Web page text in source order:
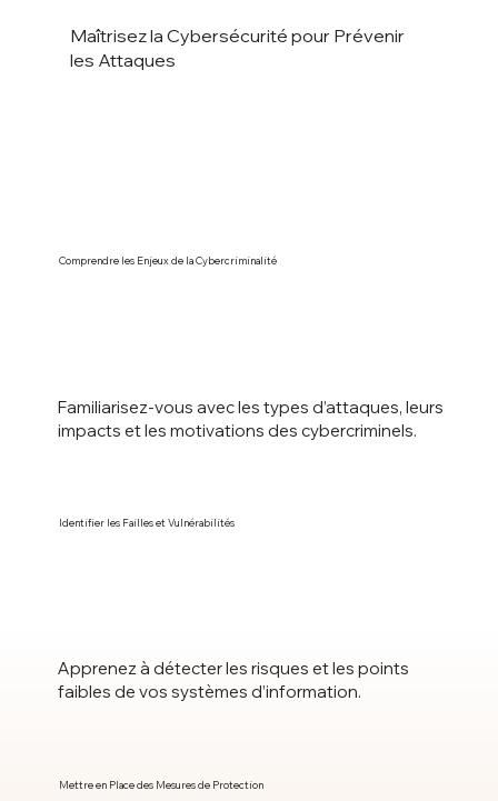
Maîtrisez la Cybersécurité pour Prévenir
les Attaques
Comprendre les Enjeux de la Cybercriminalité
Familiarisez-vous avec les types d’attaques, leurs
impacts et les motivations des cybercriminels.
Identifier les Failles et Vulnérabilités
Apprenez à détecter les risques et les points
faibles de vos systèmes d’information.
Mettre en Place des Mesures de Protection